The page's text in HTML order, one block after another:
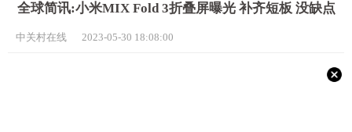
全球简讯:小米MIX Fold 3折叠屏曝光 补齐短板 没缺点
中关村在线 2023-05-30 18:08:00